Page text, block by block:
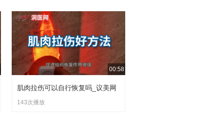
摩，放松肌肉。
00:58
肌肉拉伤可以自行恢复吗_议美网
143次播放